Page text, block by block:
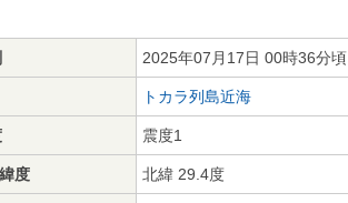
2025年07月17日 00時36分頃
トカラ列島近海
震度1
緯度 北緯 29.4度